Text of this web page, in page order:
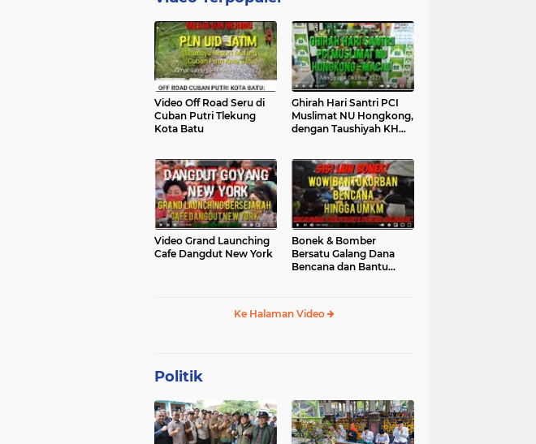
Video Off Road Seru di
Cuban Putri Tlekung
Kota Batu
Ghirah Hari Santri PCI
Muslimat NU Hongkong,
dengan Taushiyah KH
Video Grand Launching
Cafe Dangdut New York
Bonek & Bomber
Bersatu Galang Dana
Bencana dan Bantu
Ke Halaman Video
Politik